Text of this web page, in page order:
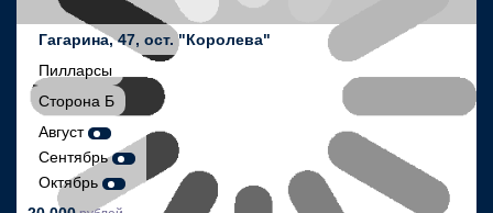
Гагарина, 47, ост. "Королева"
Пилларсы
Сторона Б
Август
Сентябрь
Октябрь